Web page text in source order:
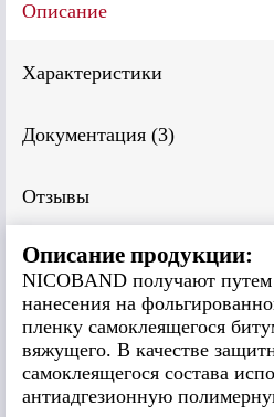
Описание
Характеристики
Документация (3)
Отзывы
Описание продукции:
NICOBAND получают путем
нанесения на
пленку самоклеящегося
вяжущего. В качестве
самоклеящегося состава
антиадгезионную